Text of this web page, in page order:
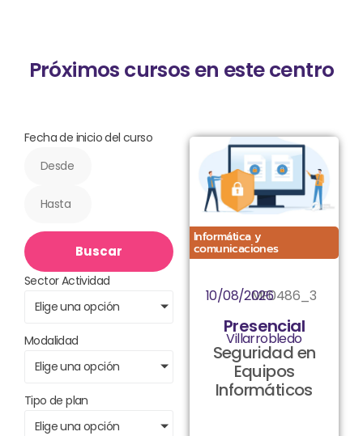
Próximos cursos en este centro
Fecha de inicio del curso
Buscar
Sector Actividad
Elige una opción
Modalidad
Elige una opción
Tipo de plan
Elige una opción
Informática y
comunicaciones
MF0486_3
10/08/2026
Presencial
Villarrobledo
Seguridad en
Equipos
Informáticos